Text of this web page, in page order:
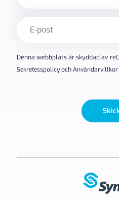
post
Denna webbplats är skyddad av
SekretesspolicyochAnvändarvillkor